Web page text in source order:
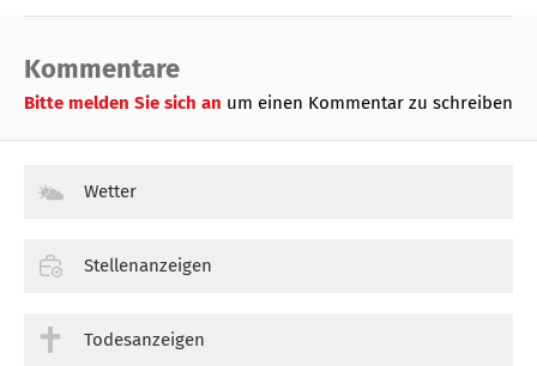
Kommentare
Bitte melden Sie sich an um einen Kommentar zu schreiben
Wetter
Stellenanzeigen
Todesanzeigen